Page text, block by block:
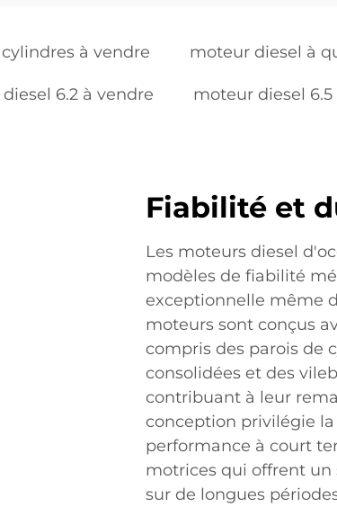
à vendre moteur diesel à
6.2 à vendre moteur diesel
Fiabilité et
Les moteurs diesel
modèles de fiabilité
exceptionnelle même
moteurs sont conçus
compris des parois de
consolidées et des
contribuant à leur
conception privilégie
performance à court
motrices qui offrent un
sur de longues